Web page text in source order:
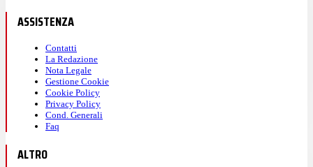
ASSISTENZA
Contatti
La Redazione
Nota Legale
Gestione Cookie
Cookie Policy
Privacy Policy
Cond. Generali
Faq
ALTRO